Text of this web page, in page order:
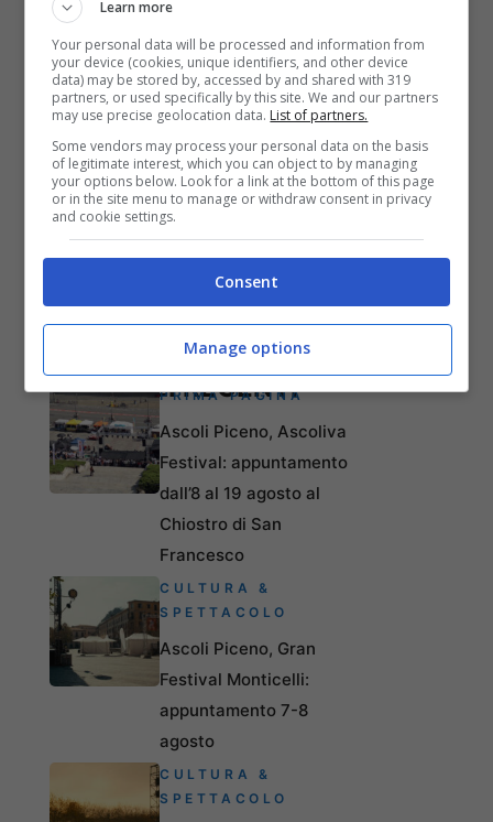
guard-rail della Superstrada
ARTICOLI RECENTI
PRIMA PAGINA
Ascoli Piceno, Ascoliva
Festival: appuntamento
dall’8 al 19 agosto al
Chiostro di San
Francesco
CULTURA &
SPETTACOLO
Ascoli Piceno, Gran
Festival Monticelli:
appuntamento 7-8
agosto
CULTURA &
SPETTACOLO
Learn more
Your personal data will be processed and information from
your device (cookies, unique identifiers, and other device
data) may be stored by, accessed by and shared with 319
partners, or used specifically by this site. We and our partners
may use precise geolocation data. List of partners.
Some vendors may process your personal data on the basis
of legitimate interest, which you can object to by managing
your options below. Look for a link at the bottom of this page
or in the site menu to manage or withdraw consent in privacy
and cookie settings.
Consent
Manage options